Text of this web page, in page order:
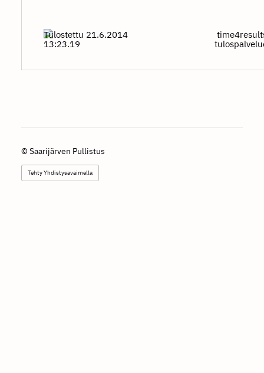
Tulostettu 21.6.2014
13:23.19
© Saarijärven Pullistus
Tehty Yhdistysavaimella